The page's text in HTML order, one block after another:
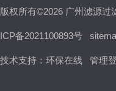
版权所有©2026 广州滤源过
ICP备2021100893号
技术支持： 环保在线 管理